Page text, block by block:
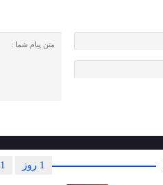
1 هفته 1 روز